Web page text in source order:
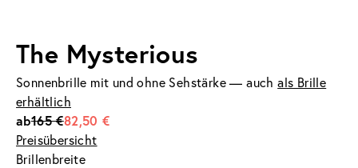
The Mysterious
Sonnenbrille mit und ohne Sehstärke — auchals Brille
erhältlich
ab165 €82,50 €
Preisübersicht
Brillenbreite